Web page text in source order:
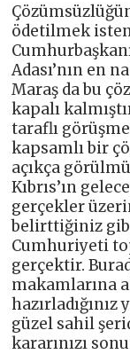
ödetilmek
Adası’nın en
Maraş da bu
kapalı
taraflı
kapsamlı bir
açıkça
Kıbrıs’ın
gerçekler
belirttiğiniz gibi
Cumhuriyeti
gerçektir.
makamlarına
güzel sahil
kararınızı